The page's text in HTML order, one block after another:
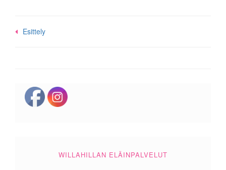
Post
Esittely
WILLAHILLAN ELÄINPALVELUT